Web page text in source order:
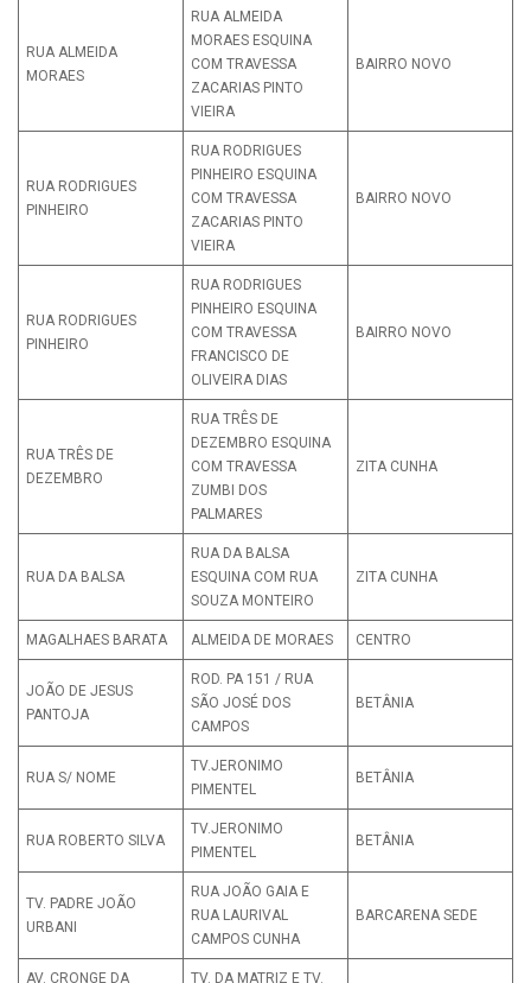
RUA ALMEIDA
MORAES
RUA ALMEIDA
MORAES ESQUINA
COM TRAVESSA
ZACARIAS PINTO
VIEIRA
BAIRRO NOVO
RUA RODRIGUES
PINHEIRO
RUA RODRIGUES
PINHEIRO ESQUINA
COM TRAVESSA
ZACARIAS PINTO
VIEIRA
BAIRRO NOVO
RUA RODRIGUES
PINHEIRO
RUA RODRIGUES
PINHEIRO ESQUINA
COM TRAVESSA
FRANCISCO DE
OLIVEIRA DIAS
BAIRRO NOVO
RUA TRÊS DE
DEZEMBRO
RUA TRÊS DE
DEZEMBRO ESQUINA
COM TRAVESSA
ZUMBI DOS
PALMARES
ZITA CUNHA
RUA DA BALSA
RUA DA BALSA
ESQUINA COM RUA
SOUZA MONTEIRO
ZITA CUNHA
MAGALHAES BARATA ALMEIDA DE MORAES CENTRO
JOÃO DE JESUS
PANTOJA
ROD. PA 151 / RUA
SÃO JOSÉ DOS
CAMPOS
BETÂNIA
RUA S/ NOME
TV.JERONIMO
PIMENTEL
BETÂNIA
RUA ROBERTO SILVA
TV.JERONIMO
PIMENTEL
BETÂNIA
TV. PADRE JOÃO
URBANI
RUA JOÃO GAIA E
RUA LAURIVAL
CAMPOS CUNHA
BARCARENA SEDE
AV. CRONGE DA
TV. DA MATRIZ E TV.